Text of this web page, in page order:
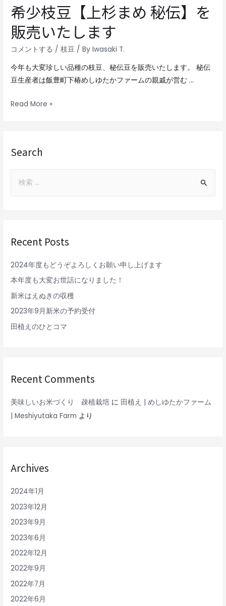
希少枝豆【上杉まめ 秘伝】を
販売いたします
コメントする /枝豆 / ByIwasaki T.
今年も大変珍しい品種の枝豆、秘伝豆を販売いたします。 秘伝
豆生産者は飯豊町下椿めしゆたかファームの親戚が営む …
Read More »
Search
Recent Posts
2024年度もどうぞよろしくお願い申し上げます
本年度も大変お世話になりました！
新米はえぬきの収穫
2023年9月新米の予約受付
田植えのひとコマ
Recent Comments
美味しいお米づくり 疎植栽培 に 田植え | めしゆたかファーム
| Meshiyutaka Farm より
Archives
2024年1月
2023年12月
2023年9月
2023年6月
2022年12月
2022年9月
2022年7月
2022年6月